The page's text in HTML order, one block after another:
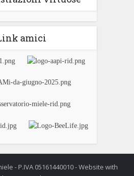
amici
- P.IVA 05161440010 - Website with